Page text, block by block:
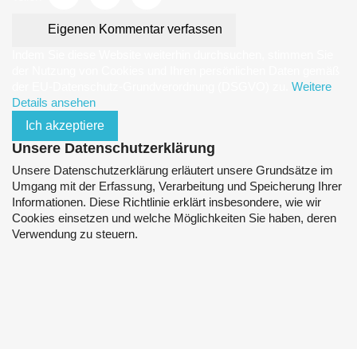
Eigenen Kommentar verfassen
Weitere
Details ansehen
Ich akzeptiere
Unsere Datenschutzerklärung
Unsere Datenschutzerklärung erläutert unsere Grundsätze im
Umgang mit der Erfassung, Verarbeitung und Speicherung Ihrer
Informationen. Diese Richtlinie erklärt insbesondere, wie wir
Cookies einsetzen und welche Möglichkeiten Sie haben, deren
Verwendung zu steuern.